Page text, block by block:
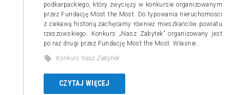
podkarpackiego, który zwycięży w konkursie organizowanym
przez Fundację Most the Most. Do typowania nieruchomości
z ciekawą historią zachęcamy również mieszkańców powiatu
rzeszowskiego. Konkurs „Nasz Zabytek” organizowany jest
po raz drugi przez Fundację Most the Most. Właśnie…
Konkurs Nasz Zabytek
CZYTAJ WIĘCEJ